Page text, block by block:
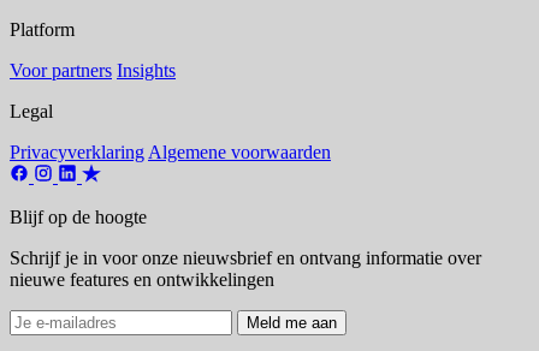
Platform
Voor partners Insights
Legal
Privacyverklaring Algemene voorwaarden
Blijf op de hoogte
Schrijf je in voor onze nieuwsbrief en ontvang informatie over
nieuwe features en ontwikkelingen
Meld me aan